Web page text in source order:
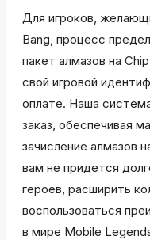
Для игроков,
Bang, процесс
пакет алмазов на
свой игровой
оплате. Наша
заказ, обеспечивая
зачисление алмазов
вам не придется
героев, расширить
воспользоваться
в мире Mobile